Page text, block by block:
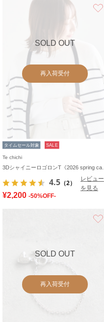
SOLD OUT
再入荷受付
タイムセール対象 SALE
Te chichi
4.5 （2）
レビュー
を見る
¥2,200 -50%OFF-
SOLD OUT
再入荷受付